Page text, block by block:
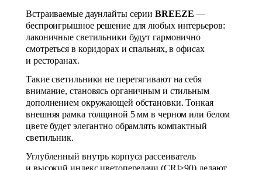
Встраиваемые даунлайты серииBREEZE —
беспроигрышное решение для любых интерьеров:
лаконичные светильники будут гармонично
смотреться в коридорах и спальнях, в офисах
и ресторанах.
Такие светильники не перетягивают на себя
внимание, становясь органичным и стильным
дополнением окружающей обстановки. Тонкая
внешняя рамка толщиной 5 мм в черном или белом
цвете будет элегантно обрамлять компактный
светильник.
Углубленный внутрь корпуса рассеиватель
и высокий индекс цветопередачи (CRI>90) делают